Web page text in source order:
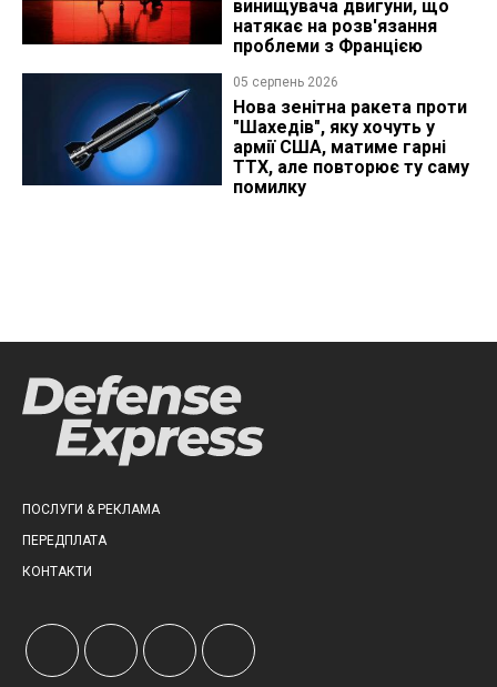
винищувача двигуни, що
натякає на розв'язання
проблеми з Францією
05 серпень 2026
Нова зенітна ракета проти
"Шахедів", яку хочуть у
армії США, матиме гарні
ТТХ, але повторює ту саму
помилку
ПОСЛУГИ & РЕКЛАМА
ПЕРЕДПЛАТА
КОНТАКТИ